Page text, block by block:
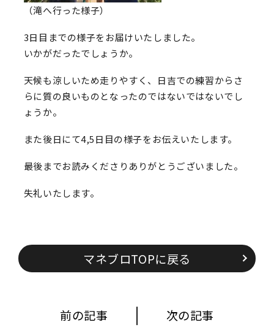
（滝へ行った様子）
3日目までの様子をお届けいたしました。
いかがだったでしょうか。
天候も涼しいため走りやすく、日吉での練習からさ
らに質の良いものとなったのではないではないでし
ょうか。
また後日にて4,5日目の様子をお伝えいたします。
最後までお読みくださりありがとうございました。
失礼いたします。
マネブロTOPに戻る
前の記事 次の記事